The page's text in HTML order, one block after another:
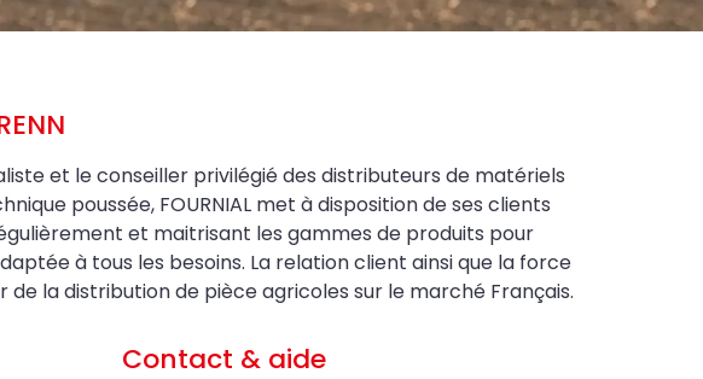
et le conseiller privilégié des distributeurs de matériels
poussée, FOURNIAL met à disposition de ses clients
et maitrisant les gammes de produits pour
à tous les besoins. La relation client ainsi que la force
de la distribution de pièce agricoles sur le marché Français.
Contact & aide